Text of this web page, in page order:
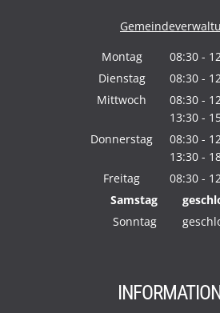
Montag
08:30 -
Dienstag 08:30 -
Mittwoch 08:30 -
13:30 -
Donnerstag 08:30 -
13:30 -
Freitag 08:30 -
Samstag
Sonntag